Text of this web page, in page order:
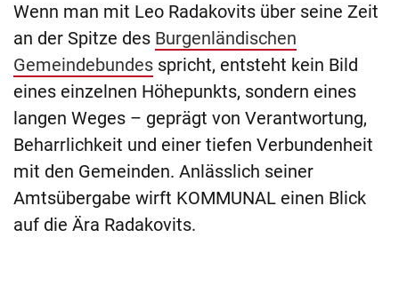
Wenn man mit Leo Radakovits über seine Zeit
an der Spitze des Burgenländischen
Gemeindebundes spricht, entsteht kein Bild
eines einzelnen Höhepunkts, sondern eines
langen Weges – geprägt von Verantwortung,
Beharrlichkeit und einer tiefen Verbundenheit
mit den Gemeinden. Anlässlich seiner
Amtsübergabe wirft KOMMUNAL einen Blick
auf die Ära Radakovits.